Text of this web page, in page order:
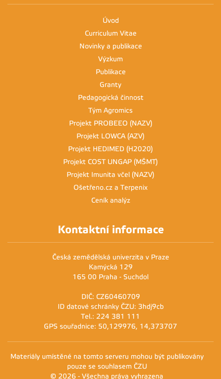
Úvod
Curriculum Vitae
Novinky a publikace
Výzkum
Publikace
Granty
Pedagogická činnost
Tým Agromics
Projekt PROBEEO (NAZV)
Projekt LOWCA (AZV)
Projekt HEDIMED (H2020)
Projekt COST UNGAP (MŠMT)
Projekt Imunita včel (NAZV)
Ošetřeno.cz a Terpenix
Ceník analýz
Kontaktní informace
Česká zemědělská univerzita v Praze
Kamýcká 129
165 00 Praha - Suchdol
DIČ: CZ60460709
ID datové schránky ČZU: 3hdj9cb
Tel.: 224 381 111
GPS souřadnice: 50,129976, 14,373707
Materiály umístěné na tomto serveru mohou být publikovány
pouze se souhlasem ČZU
© 2026 - Všechna práva vyhrazena